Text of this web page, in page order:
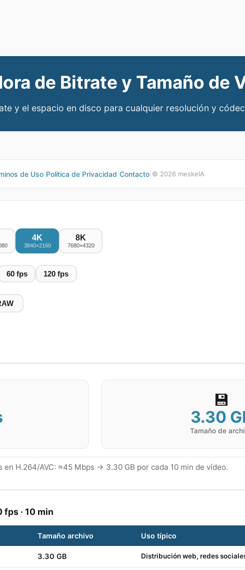
de Bitrate y Tamaño de
y el espacio en disco para cualquier resolución y códec
de Uso| Política de Privacidad Contacto| © 2026 meskeIA
4K
3840×2160
8K
7680×4320
60fps 120 fps
💾
3.30
Tamaño de
en H.264/AVC: ≈45 Mbps → 3.30 GB por cada 10 min de vídeo.
fps · 10 min
Tamaño archivo Uso típico
3.30 GB Distribución web, redes